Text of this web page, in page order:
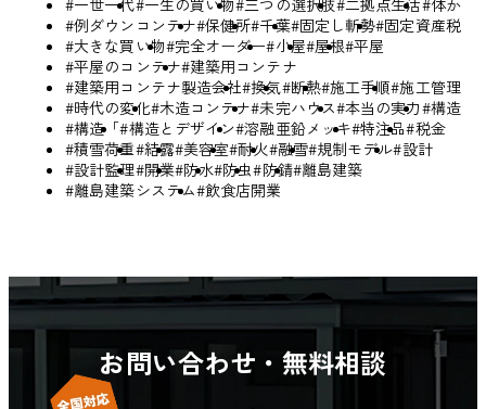
#一世一代#一生の買い物#三つの選択肢#二拠点生活#体か
#例ダウンコンテナ#保健所#千葉#固定し斬勢#固定資産税
#大きな買い物#完全オーダー#小屋#屋根#平屋
#平屋のコンテナ#建築用コンテナ
#建築用コンテナ製造会社#換気#断熱#施工手順#施工管理
#時代の変化#木造コンテナ#未完ハウス#本当の実力#構造
#構造「#構造とデザイン#溶融亜鉛メッキ#特注品#税金
#積雪荷重#結露#美容室#耐火#融雪#規制モデル#設計
#設計監理#開業#防水#防虫#防錆#離島建築
#離島建築システム#飲食店開業
お問い合わせ・無料相談